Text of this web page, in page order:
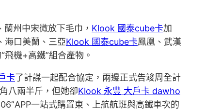
州中宋微放下毛巾， Klook 國泰cube卡加
海口美蘭、三亞Klook 國泰cube卡鳳凰、武漢
飛機+高鐵”組合產物。
卡了計謀一起配合協定，兩邊正式告竣周全計
八兩半斤，但她卻Klook 永豐 大戶卡 dawho
一站式購置東、上航航班與高鐵車次的